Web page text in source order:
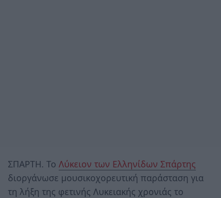
ΣΠΑΡΤΗ. Το Λύκειον των Ελληνίδων Σπάρτης
διοργάνωσε μουσικοχορευτική παράσταση για
τη λήξη της φετινής Λυκειακής χρονιάς το